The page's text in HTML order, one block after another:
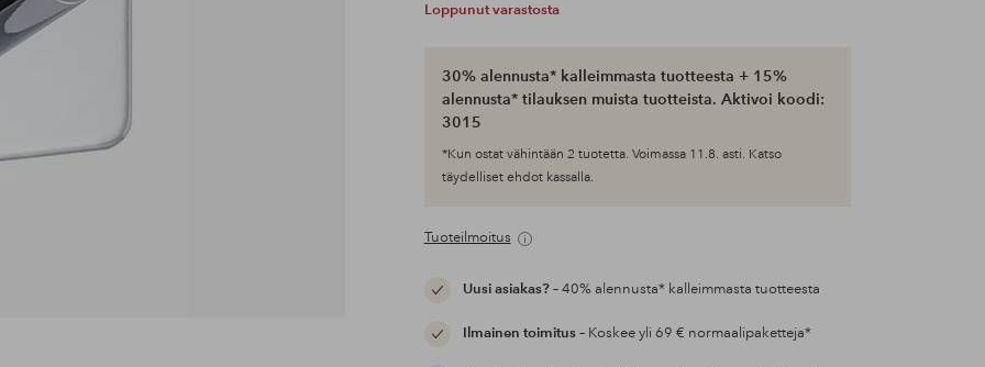
Loppunut varastosta
30% alennusta* kalleimmasta tuotteesta + 15%
alennusta* tilauksen muista tuotteista. Aktivoi koodi:
3015
*Kun ostat vähintään 2 tuotetta. Voimassa 11.8. asti. Katso
täydelliset ehdot kassalla.
Tuoteilmoitus
Uusi asiakas?– 40% alennusta* kalleimmasta tuotteesta
Ilmainen toimitus– Koskee yli 69 € normaalipaketteja*